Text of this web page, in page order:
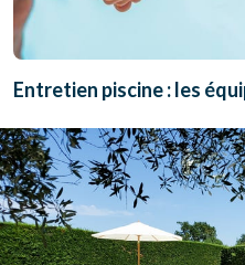
Entretien piscine : les